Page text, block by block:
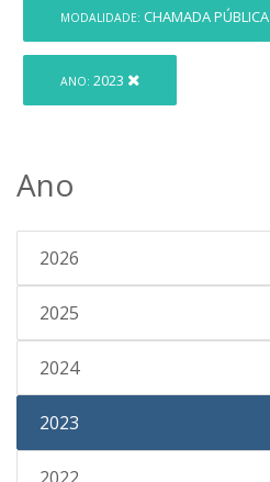
MODALIDADE: CHAMADA PÚBLICA
ANO: 2023
Ano
2026
2025
2024
2023